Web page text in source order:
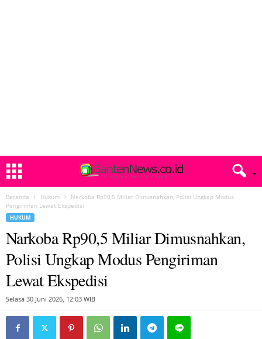
Beranda Hukum
Narkoba Rp90,5 Miliar Dimusnahkan, Polisi Ungkap Modus
Pengiriman Lewat Ekspedisi
HUKUM
Narkoba Rp90,5 Miliar Dimusnahkan,
Polisi Ungkap Modus Pengiriman
Lewat Ekspedisi
Selasa 30 Juni 2026, 12:03 WIB